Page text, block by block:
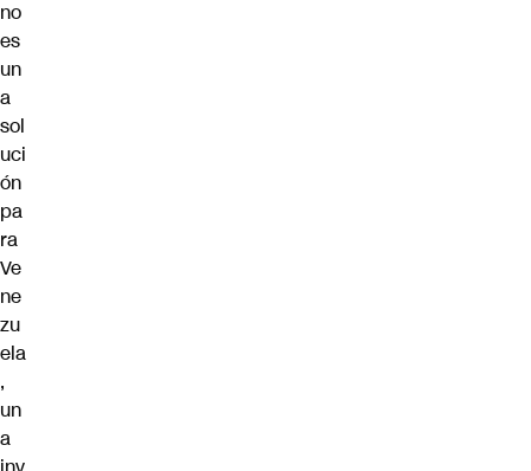
no
es
un
a
sol
uci
ón
pa
ra
Ve
ne
zu
ela
,
un
a